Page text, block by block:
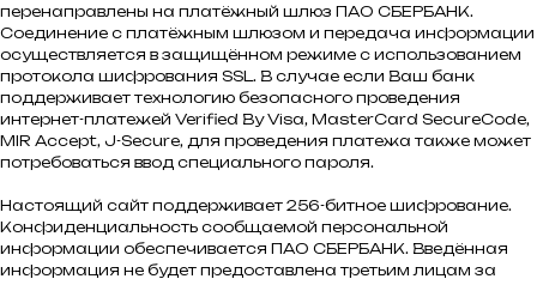
перенаправлены на платёжный шлюз ПАО СБЕРБАНК.
Соединение с платёжным шлюзом и передача информации
осуществляется в защищённом режиме с использованием
протокола шифрования SSL. В случае если Ваш банк
поддерживает технологию безопасного проведения
интернет-платежей Verified By Visa, MasterCard SecureCode,
MIR Accept, J-Secure, для проведения платежа также может
потребоваться ввод специального пароля.
Настоящий сайт поддерживает 256-битное шифрование.
Конфиденциальность сообщаемой персональной
информации обеспечивается ПАО СБЕРБАНК. Введённая
информация не будет предоставлена третьим лицам за